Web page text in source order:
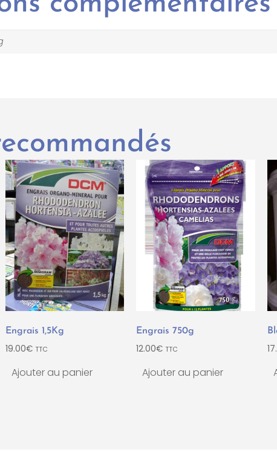
Engrais 1,5Kg
19.00€ TTC
Ajouter au panier
Engrais 750g
12.00€ TTC
Ajouter au panier